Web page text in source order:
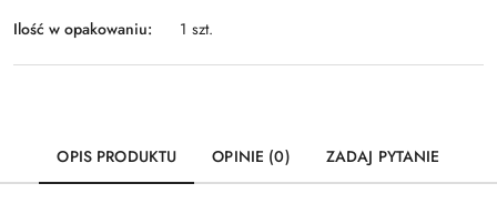
Ilość w opakowaniu: 1 szt.
OPIS PRODUKTU OPINIE (0) ZADAJ PYTANIE